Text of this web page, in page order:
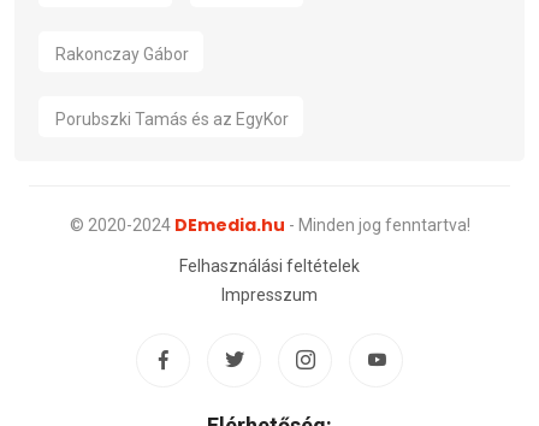
Rakonczay Gábor
Porubszki Tamás és az EgyKor
© 2020-2024 DEmedia.hu - Minden jog fenntartva!
Felhasználási feltételek
Impresszum